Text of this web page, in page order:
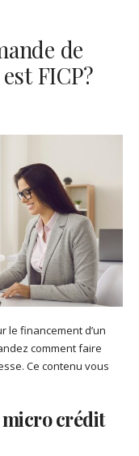
de
FICP ?
le financement d’un
comment faire
Ce contenu vous
crédit